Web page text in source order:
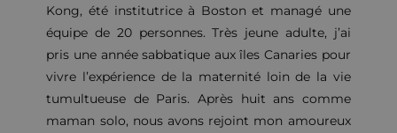
Kong, été institutrice à Boston et managé une
équipe de 20 personnes. Très jeune adulte, j’ai
pris une année sabbatique aux îles Canaries pour
vivre l’expérience de la maternité loin de la vie
tumultueuse de Paris. Après huit ans comme
maman solo, nous avons rejoint mon amoureux